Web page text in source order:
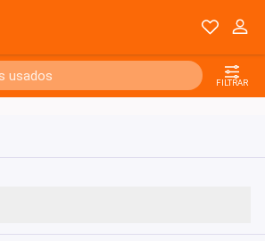
FILTRAR